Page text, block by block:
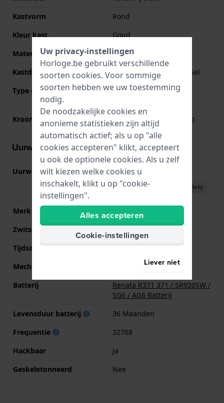
Kastvorm
Rond
Kleur kast
Goud
Materiaal kastdeksel
Roestvrij staal
Kastdeksel
Geschroefde achterdeksel
Type glas
Mineraalglas met
Kroon
Kroon met beschermkap
Uurwerk informatie
Uurwerk nr. VD57( Bekijk specificaties
Download handboek (English)
Merk uurwerk
Seiko Instruments Inc.
Zwitsers uurwerk
Tijdsaanduiding
Analoog
Mechanisme
Batterij
Renata R371 371 / SR920SW /
SG6 / AG6 Batterij
Levensduur batterij
36 Maanden
Frequentie
32768
Hackbaar
Ja
Geskeletonneerd
Nee
Uw privacy-instellingen
Horloge.be gebruikt verschillende
soorten cookies. Voor sommige
soorten hebben we uw toestemming
nodig.
De noodzakelijke cookies en
anonieme statistieken zijn altijd
automatisch actief; als u op "alle
cookies accepteren" klikt, accepteert
u ook de optionele cookies. Als u zelf
wilt kiezen welke cookies u
inschakelt, klikt u op "cookie-
instellingen".
Alles accepteren
Cookie-instellingen
Liever niet